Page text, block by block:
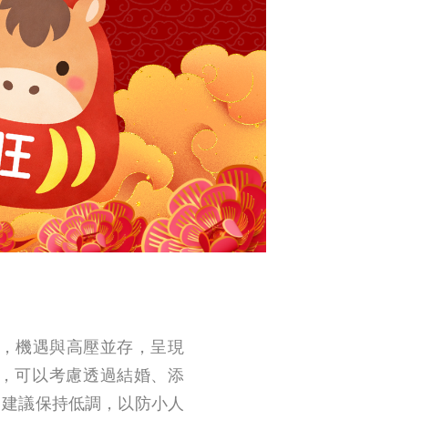
機遇與高壓並存，呈現
可以考慮透過結婚、添
議保持低調，以防小人